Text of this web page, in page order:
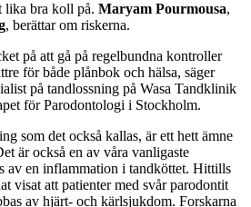
lika bra koll på. Maryam Pourmousa,
, berättar om riskerna.
på att gå på regelbundna kontroller
för både plånbok och hälsa, säger
på tandlossning på Wasa Tandklinik
för Parodontologi i Stockholm.
som det också kallas, är ett hett ämne
är också en av våra vanligaste
av en inflammation i tandköttet. Hittills
visat att patienter med svår parodontit
av hjärt- och kärlsjukdom. Forskarna